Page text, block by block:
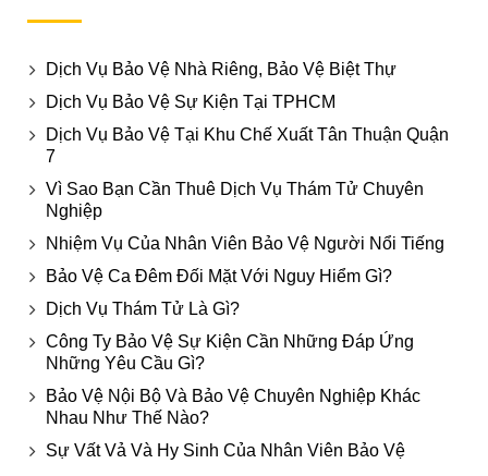
Dịch Vụ Bảo Vệ Nhà Riêng, Bảo Vệ Biệt Thự
Dịch Vụ Bảo Vệ Sự Kiện Tại TPHCM
Dịch Vụ Bảo Vệ Tại Khu Chế Xuất Tân Thuận Quận
7
Vì Sao Bạn Cần Thuê Dịch Vụ Thám Tử Chuyên
Nghiệp
Nhiệm Vụ Của Nhân Viên Bảo Vệ Người Nổi Tiếng
Bảo Vệ Ca Đêm Đối Mặt Với Nguy Hiểm Gì?
Dịch Vụ Thám Tử Là Gì?
Công Ty Bảo Vệ Sự Kiện Cần Những Đáp Ứng
Những Yêu Cầu Gì?
Bảo Vệ Nội Bộ Và Bảo Vệ Chuyên Nghiệp Khác
Nhau Như Thế Nào?
Sự Vất Vả Và Hy Sinh Của Nhân Viên Bảo Vệ